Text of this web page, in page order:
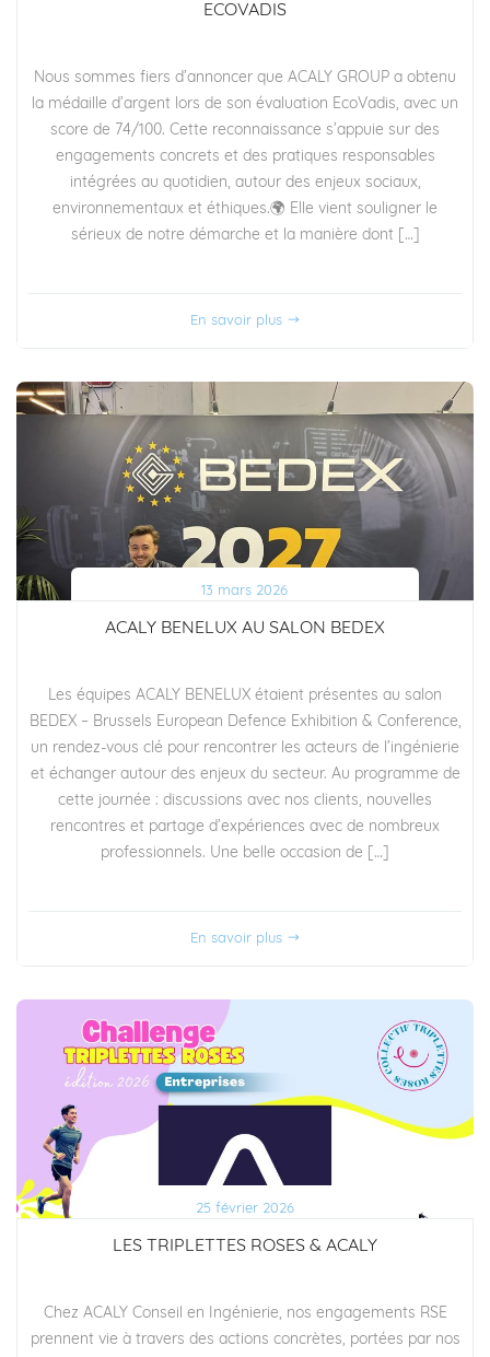
ECOVADIS
Nous sommes fiers d’annoncer que ACALY GROUP a obtenu
la médaille d’argent lors de son évaluation EcoVadis, avec un
score de 74/100. Cette reconnaissance s’appuie sur des
engagements concrets et des pratiques responsables
intégrées au quotidien, autour des enjeux sociaux,
environnementaux et éthiques.🌍 Elle vient souligner le
sérieux de notre démarche et la manière dont […]
En savoir plus
13 mars 2026
ACALY BENELUX AU SALON BEDEX
Les équipes ACALY BENELUX étaient présentes au salon
BEDEX – Brussels European Defence Exhibition & Conference,
un rendez-vous clé pour rencontrer les acteurs de l’ingénierie
et échanger autour des enjeux du secteur. Au programme de
cette journée : discussions avec nos clients, nouvelles
rencontres et partage d’expériences avec de nombreux
professionnels. Une belle occasion de […]
En savoir plus
25 février 2026
LES TRIPLETTES ROSES & ACALY
Chez ACALY Conseil en Ingénierie, nos engagements RSE
prennent vie à travers des actions concrètes, portées par nos